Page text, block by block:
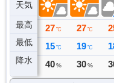
天気
最高
最低
降水
26 ℃
12 ℃
0 ミリ
27 ℃
15 ℃
40 %
27 ℃
19 ℃
30 %